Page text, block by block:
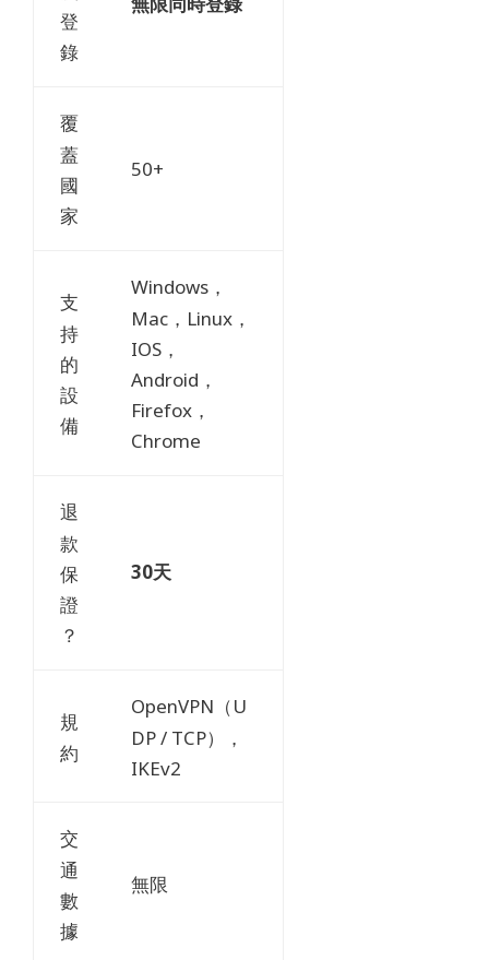
登
錄
覆
蓋
國
家
50+
支
持
的
設
備
Windows，
Mac，Linux，
IOS，
Android，
Firefox，
Chrome
退
款
保
證
？
30天
規
約
OpenVPN（U
DP / TCP），
IKEv2
交
通
數
據
無限